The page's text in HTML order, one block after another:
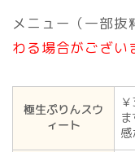
メニュー（一部抜
わる場合がござい
極生ぷりんスウ
ィート